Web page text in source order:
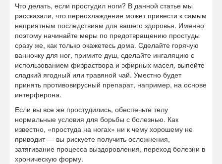
Что делать, если простудил ноги? В данной статье мы
рассказали, что переохлаждение может привести к самым
неприятным последствиям для вашего здоровья. Именно
поэтому начинайте меры по предотвращению простуды
сразу же, как только окажетесь дома. Сделайте горячую
ванночку для ног, примите душ, сделайте ингаляцию с
использованием физраствора и эфирных масел, выпейте
сладкий ягодный или травяной чай. Уместно будет
принять противовирусный препарат, например, на основе
интерферона.
Если вы все же простудились, обеспечьте телу
нормальные условия для борьбы с болезнью. Как
известно, «простуда на ногах» ни к чему хорошему не
приводит — вы рискуете получить осложнения,
затягивание процесса выздоровления, переход болезни в
хроническую форму.